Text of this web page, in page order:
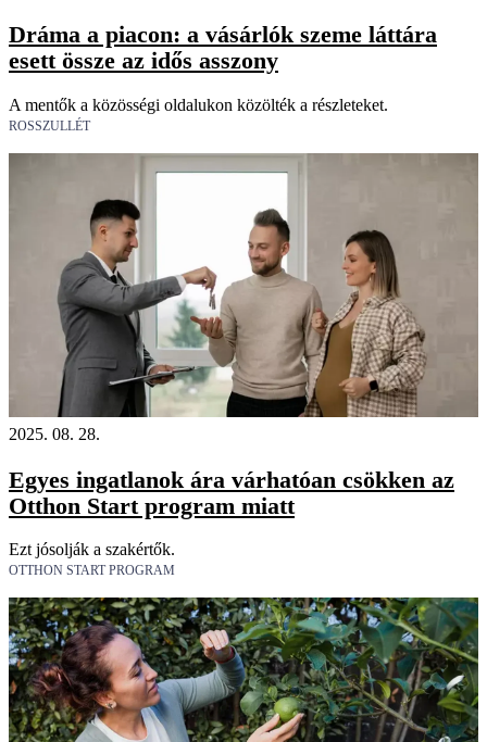
Dráma a piacon: a vásárlók szeme láttára
esett össze az idős asszony
A mentők a közösségi oldalukon közölték a részleteket.
ROSSZULLÉT
2025. 08. 28.
Egyes ingatlanok ára várhatóan csökken az
Otthon Start program miatt
Ezt jósolják a szakértők.
OTTHON START PROGRAM